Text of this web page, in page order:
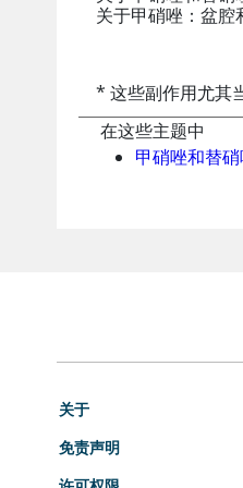
关于甲硝唑：盆腔
* 这些副作用尤其
在这些主题中
甲硝唑和替
关于
免责声明